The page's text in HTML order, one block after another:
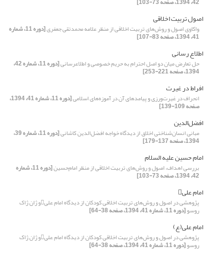
اصول تربیت اخلاقی
واکاوی اصول و روش‌های تربیت اخلاقی از منظر علامه محمدتقی جعفری [دوره 11، شماره
41، 1394، صفحه 83-107]
اطلاع رسانی
حل تعارض میان دو اصل احترام به حریم خصوصی و اطلاعرسانی [دوره 11، شماره 42،
1394، صفحه 221-253]
افراط در غیرت
انحراف در غیرت‌ورزی و پیامدهای آن در آموزه‌های اسلامی [دوره 11، شماره 41، 1394،
صفحه 109-139]
افضل‌الدین
مبانی انسان‌شناختی اخلاق از دیدگاه خواجه افضل‌الدین کاشانی [دوره 11، شماره 39،
1394، صفحه 137-179]
امام حسین علیه السلام
بررسی اهداف، اصول و روش‌های تربیت اخلاقی از منظر امام‌حسین [دوره 11، شماره
42، 1394، صفحه 73-103]
امام علی
پژوهشی در اصول و روش‌های تربیت اخلاقی کودکان از دیدگاه امام علیو ژان ژاک
روسو[دوره 11، شماره 41، 1394، صفحه 38-64]
امام علی(ع)
پژوهشی در اصول و روش‌های تربیت اخلاقی کودکان از دیدگاه امام علیو ژان ژاک
روسو[دوره 11، شماره 41، 1394، صفحه 38-64]